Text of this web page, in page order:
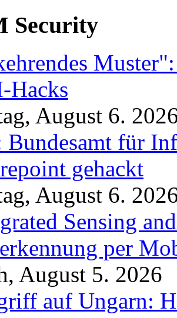
Security
Hacks
August 6.
Bundesamt für
gehackt
August 6.
Sensing
per
August 5. 2026
auf Ungarn: